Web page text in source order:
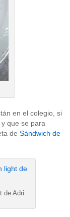
en el colegio, si
que se para
de Sándwich de
de Adri